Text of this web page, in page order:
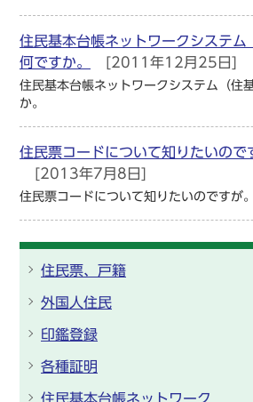
住民基本台帳ネットワークシステム
何ですか。
[2011年12月25日]
住民基本台帳ネットワークシステム（住
か。
住民票コードについて知りたいので
[2013年7月8日]
住民票コードについて知りたいのですが。
住民票、戸籍
外国人住民
印鑑登録
各種証明
住民基本台帳ネットワーク